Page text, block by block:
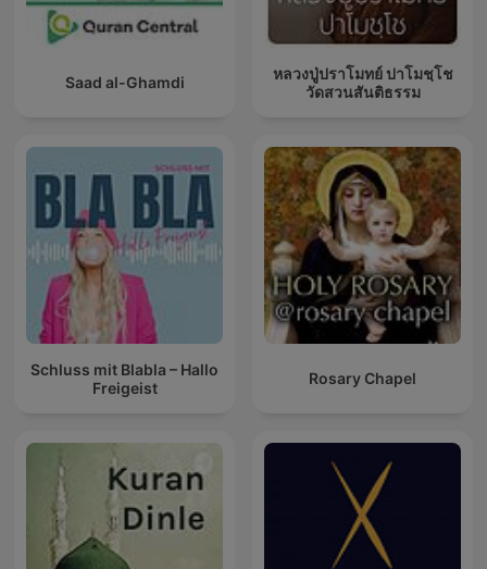
Saad al-Ghamdi
หลวงปู่ปราโมทย์ ปาโมชฺโช
วัดสวนสันติธรรม
Schluss mit Blabla – Hallo
Freigeist
Rosary Chapel